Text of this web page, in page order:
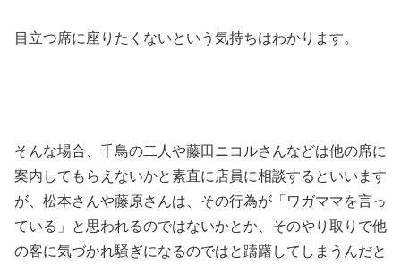
目立つ席に座りたくないという気持ちはわかります。
そんな場合、千鳥の二人や藤田ニコルさんなどは他の席に
案内してもらえないかと素直に店員に相談するといいます
が、松本さんや藤原さんは、その行為が「ワガママを言っ
ている」と思われるのではないかとか、そのやり取りで他
の客に気づかれ騒ぎになるのではと躊躇してしまうんだと